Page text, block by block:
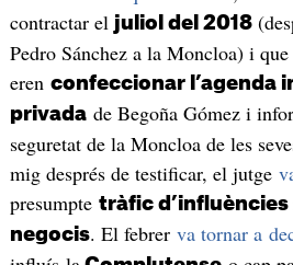
contractar el juliol del 2018
Pedro Sánchez a la Moncloa) i
eren confeccionar l’agenda
privadade Begoña Gómez i
seguretat de la Moncloa de les
mig després de testificar, el jutge
presumpte tràfic d’influències
negocis. El febrer va tornar a